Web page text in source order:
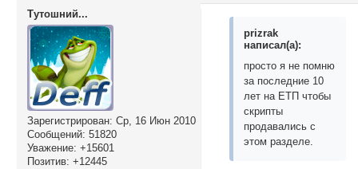
Тутошний...
Зарегистрирован: Ср, 16 Июн 2010
Сообщений: 51820
Уважение: +15601
Позитив: +12445
prizrak
написал(а):
просто я не помню
за последние 10
лет на ЕТП чтобы
скрипты
продавались с
этом разделе.